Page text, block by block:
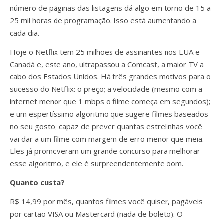
número de páginas das listagens dá algo em torno de 15 a
25 mil horas de programação. Isso está aumentando a
cada dia.
Hoje o Netflix tem 25 milhões de assinantes nos EUA e
Canadá e, este ano, ultrapassou a Comcast, a maior TV a
cabo dos Estados Unidos. Há três grandes motivos para o
sucesso do Netflix: o preço; a velocidade (mesmo com a
internet menor que 1 mbps o filme começa em segundos);
e um espertíssimo algoritmo que sugere filmes baseados
no seu gosto, capaz de prever quantas estrelinhas você
vai dar a um filme com margem de erro menor que meia.
Eles já promoveram um grande concurso para melhorar
esse algoritmo, e ele é surpreendentemente bom.
Quanto custa?
R$ 14,99 por mês, quantos filmes você quiser, pagáveis
por cartão VISA ou Mastercard (nada de boleto). O